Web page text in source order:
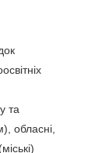
та
обласні,